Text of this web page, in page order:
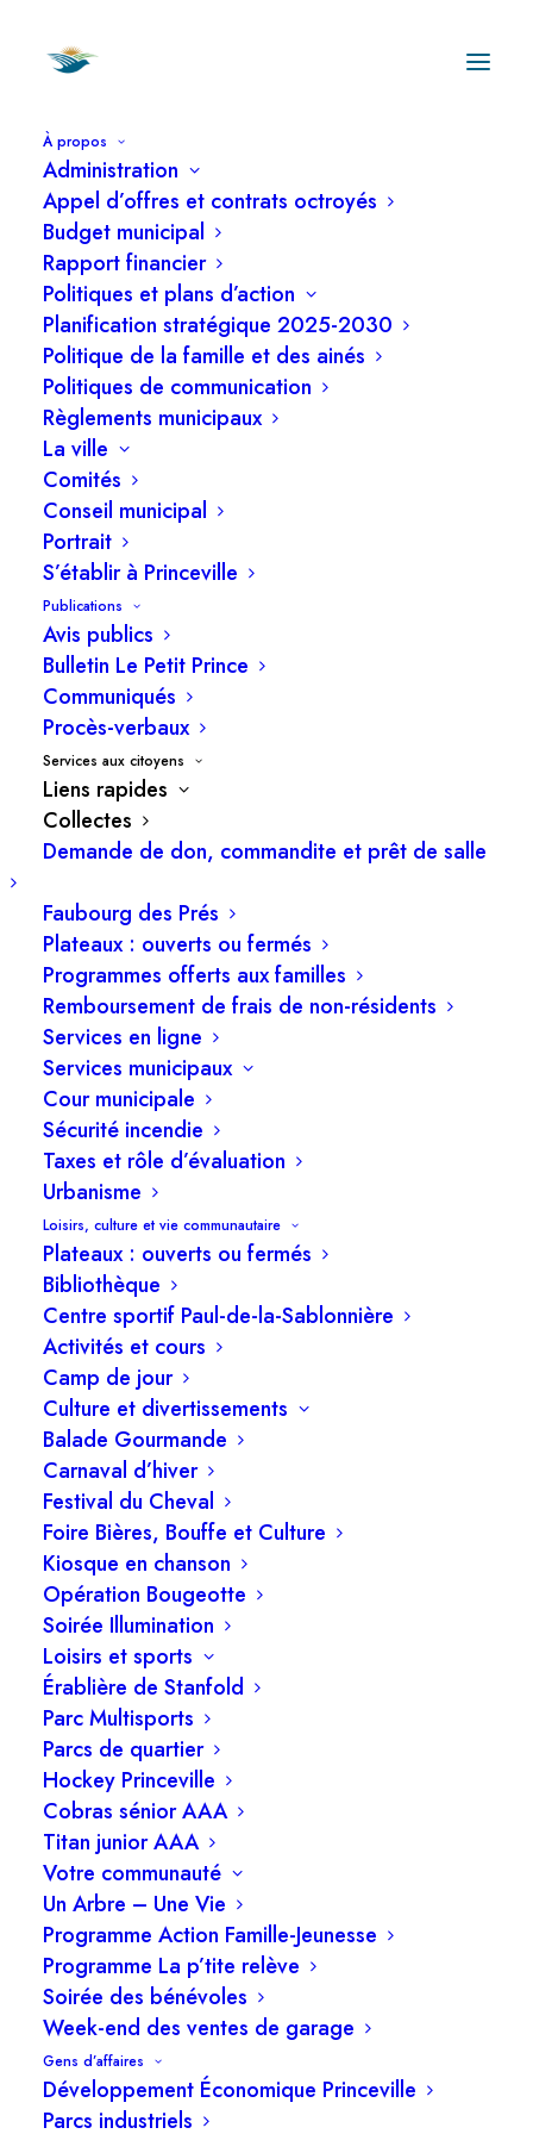
À propos
Administration
Appel d’offres et contrats octroyés
Budget municipal
Rapport financier
Politiques et plans d’action
Planification stratégique 2025-2030
Politique de la famille et des ainés
Politiques de communication
Règlements municipaux
La ville
Comités
Conseil municipal
Portrait
S’établir à Princeville
Publications
Avis publics
Bulletin Le Petit Prince
Communiqués
Procès-verbaux
Services aux citoyens
Liens rapides
Collectes
Demande de don, commandite et prêt de salle
Faubourg des Prés
Plateaux : ouverts ou fermés
Programmes offerts aux familles
Remboursement de frais de non-résidents
Services en ligne
Services municipaux
Cour municipale
Sécurité incendie
Taxes et rôle d’évaluation
Urbanisme
Loisirs, culture et vie communautaire
Plateaux : ouverts ou fermés
Bibliothèque
Centre sportif Paul-de-la-Sablonnière
Activités et cours
Camp de jour
Culture et divertissements
Balade Gourmande
Carnaval d’hiver
Festival du Cheval
Foire Bières, Bouffe et Culture
Kiosque en chanson
Opération Bougeotte
Soirée Illumination
Loisirs et sports
Érablière de Stanfold
Parc Multisports
Parcs de quartier
Hockey Princeville
Cobras sénior AAA
Titan junior AAA
Votre communauté
Un Arbre – Une Vie
Programme Action Famille-Jeunesse
Programme La p’tite relève
Soirée des bénévoles
Week-end des ventes de garage
Gens d’affaires
Développement Économique Princeville
Parcs industriels
Collectes et déchets
Horaire des collectes
Les collectes des ordures, des matières
recyclables et des matières organiques se
tiennent chaque semaine, en alternance. La
collecte du mercredi cible en très grande
majorité le périmètre urbain de Princeville. Le
périmètre rural est desservi le lundi et le jeudi.
Secteur du lundi
Secteur du mercredi
Horaire complet
Le camion a du retard? Attendez avant de
signaler!
Un délai imprévu peut survenir dans la tournée.
Avant de contacter la Ville, merci de patienter
24 heures : un retard de camion est parfois en
cause. Si votre bac n’a toujours pas été ramassé
après ce délai, vous devez obligatoirement
appeler la Ville au 819 364-3333 pour déposer
votre requête.
Un bac brisé ou besoin d’un nouveau bac?
On s’en occupe!
Votre bac bleu ou votre bac brun est
endommagé (roue brisée, couvercle abîmé)?
Vous avez besoin d’un nouveau bac (nouvelle